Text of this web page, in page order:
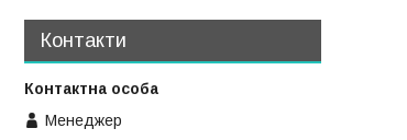
Контакти
Менеджер